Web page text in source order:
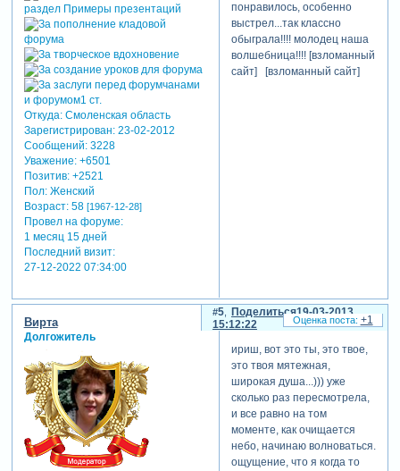
Откуда:Смоленская область
Зарегистрирован: 23-02-2012
Сообщений:3228
Уважение: +6501
Позитив: +2521
Пол:Женский
Возраст:58 [1967-12-28]
Провел на форуме:
1 месяц 15 дней
Последний визит:
27-12-2022 07:34:00
понравилось, особенно
выстрел...так классно
обыграла!!!! молодец наша
волшебница!!!! [взломанный
сайт] [взломанный сайт]
Поделиться
5
19-03-2013
15:12:22
Вирта
Долгожитель
ириш, вот это ты, это твое,
это твоя мятежная,
широкая душа...))) уже
сколько раз пересмотрела,
и все равно на том
моменте, как очищается
небо, начинаю волноваться.
ощущение, что я когда то
+1